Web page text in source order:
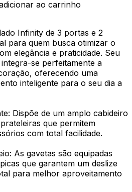
ao carrinho
Infinity de 3 portas e 2
para quem busca otimizar o
elegância e praticidade. Seu
se perfeitamente a
oferecendo uma
inteligente para o seu dia a
Dispõe de um amplo cabideiro
que permitem
com total facilidade.
As gavetas são equipadas
que garantem um deslize
para melhor aproveitamento